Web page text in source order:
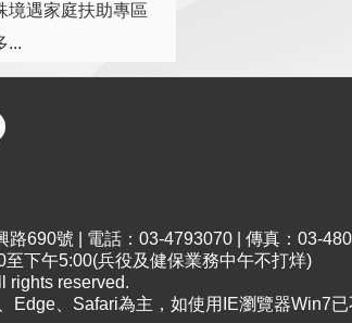
境遇家庭扶助專區
...
路690號 | 電話：03-4793070 | 傳真：03-
下午5:00(兵役及健保業務中午不打烊)
rights reserved.
Edge、Safari為主，如使用IE瀏覽器Win7